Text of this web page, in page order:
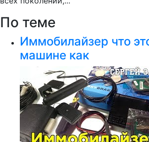
По теме
Иммобилайзер что
машине как